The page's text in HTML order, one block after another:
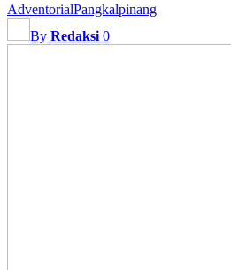
AdventorialPangkalpinang
By Redaksi 0